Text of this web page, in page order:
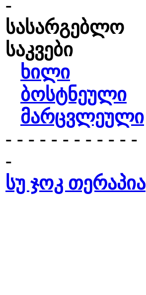
-
სასარგებლო
საკვები
ხილი
ბოსტნეული
მარცვლეული
- - - - - - - - - - - -
-
სუ ჯოკ თერაპია